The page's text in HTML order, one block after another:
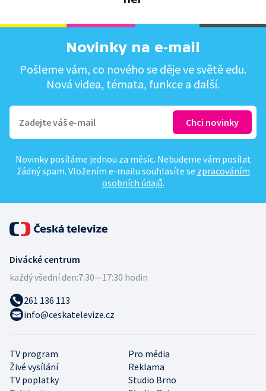
Novinky na e-mail
Pošleme vám, co nového se děje ve světě edu.
Nová videa, témata, funkce a další.
Novinky posíláme jednou za měsíc. Nebudeme vám posílat
žádný spam. Vložením e-mailu souhlasíte se zpracováním
osobních údajů.